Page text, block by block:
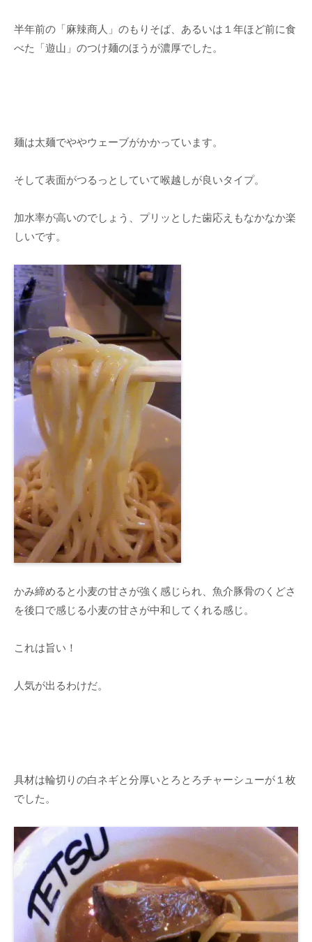
半年前の「麻辣商人」のもりそば、あるいは１年ほど前に食
べた「遊山」のつけ麺のほうが濃厚でした。
麺は太麺でややウェーブがかかっています。
そして表面がつるっとしていて喉越しが良いタイプ。
加水率が高いのでしょう、プリッとした歯応えもなかなか楽
しいです。
かみ締めると小麦の甘さが強く感じられ、魚介豚骨のくどさ
を後口で感じる小麦の甘さが中和してくれる感じ。
これは旨い！
人気が出るわけだ。
具材は輪切りの白ネギと分厚いとろとろチャーシューが１枚
でした。